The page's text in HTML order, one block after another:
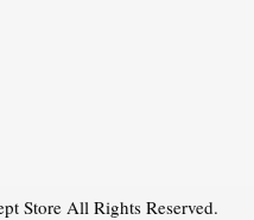
Store All Rights Reserved.